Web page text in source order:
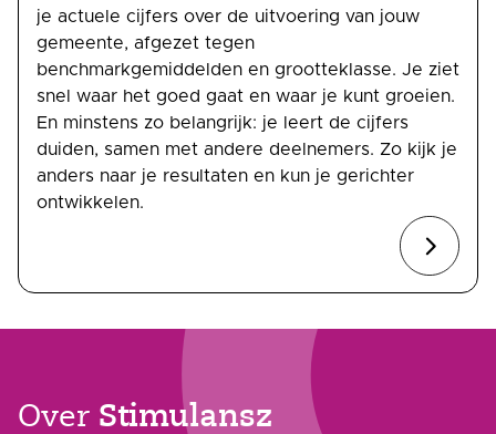
je actuele cijfers over de uitvoering van jouw
gemeente, afgezet tegen
benchmarkgemiddelden en grootteklasse. Je ziet
snel waar het goed gaat en waar je kunt groeien.
En minstens zo belangrijk: je leert de cijfers
duiden, samen met andere deelnemers. Zo kijk je
anders naar je resultaten en kun je gerichter
ontwikkelen.
Over Stimulansz